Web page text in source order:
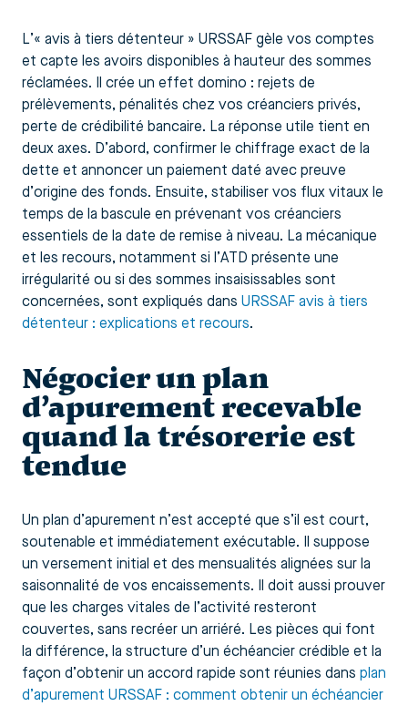
L’« avis à tiers détenteur » URSSAF gèle vos comptes
et capte les avoirs disponibles à hauteur des sommes
réclamées. Il crée un effet domino : rejets de
prélèvements, pénalités chez vos créanciers privés,
perte de crédibilité bancaire. La réponse utile tient en
deux axes. D’abord, confirmer le chiffrage exact de la
dette et annoncer un paiement daté avec preuve
d’origine des fonds. Ensuite, stabiliser vos flux vitaux le
temps de la bascule en prévenant vos créanciers
essentiels de la date de remise à niveau. La mécanique
et les recours, notamment si l’ATD présente une
irrégularité ou si des sommes insaisissables sont
concernées, sont expliqués dans URSSAF avis à tiers
détenteur : explications et recours.
Négocier un plan
d’apurement recevable
quand la trésorerie est
tendue
Un plan d’apurement n’est accepté que s’il est court,
soutenable et immédiatement exécutable. Il suppose
un versement initial et des mensualités alignées sur la
saisonnalité de vos encaissements. Il doit aussi prouver
que les charges vitales de l’activité resteront
couvertes, sans recréer un arriéré. Les pièces qui font
la différence, la structure d’un échéancier crédible et la
façon d’obtenir un accord rapide sont réunies dans plan
d’apurement URSSAF : comment obtenir un échéancier